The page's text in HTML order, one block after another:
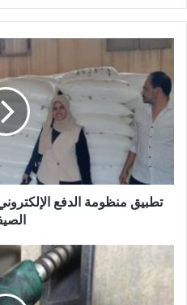
تطبيق منظومة الدفع